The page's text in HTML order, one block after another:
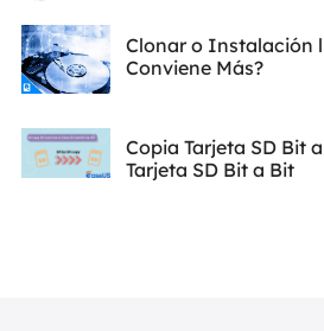
Clonar o Instalación
Conviene Más?
Copia Tarjeta SD Bit
Tarjeta SD Bit a Bit